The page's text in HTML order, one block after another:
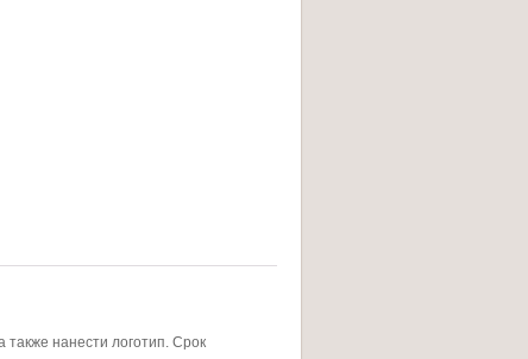
нанести логотип. Срок